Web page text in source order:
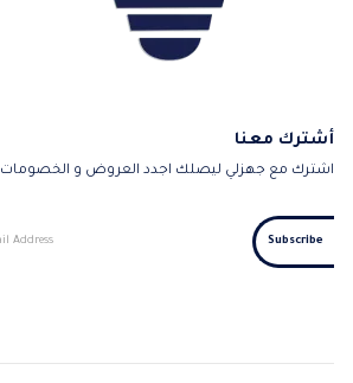
أشترك معنا
اشترك مع جهزلي ليصلك اجدد العروض و الخصومات